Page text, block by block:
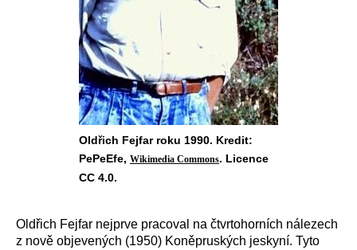
Oldřich Fejfar roku 1990. Kredit:
PePeEfe, Wikimedia Commons. Licence
CC 4.0.
Oldřich Fejfar nejprve pracoval na čtvrtohorních nálezech
z nově objevených (1950) Koněpruských jeskyní. Tyto